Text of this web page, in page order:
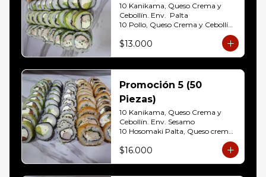
10 Kanikama, Queso Crema y
Cebollín. Env.  Palta
10 Pollo, Queso Crema y Cebollín
10 Hosomaki Palta, Queso crema
$13.000
Promoción 5 (50
Piezas)
10 Kanikama, Queso Crema y
Cebollín. Env. Sesamo
10 Hosomaki Palta, Queso crema
Cebollín Env.Palta
10 Pollo, Queso Crema y Cebollín
$16.000